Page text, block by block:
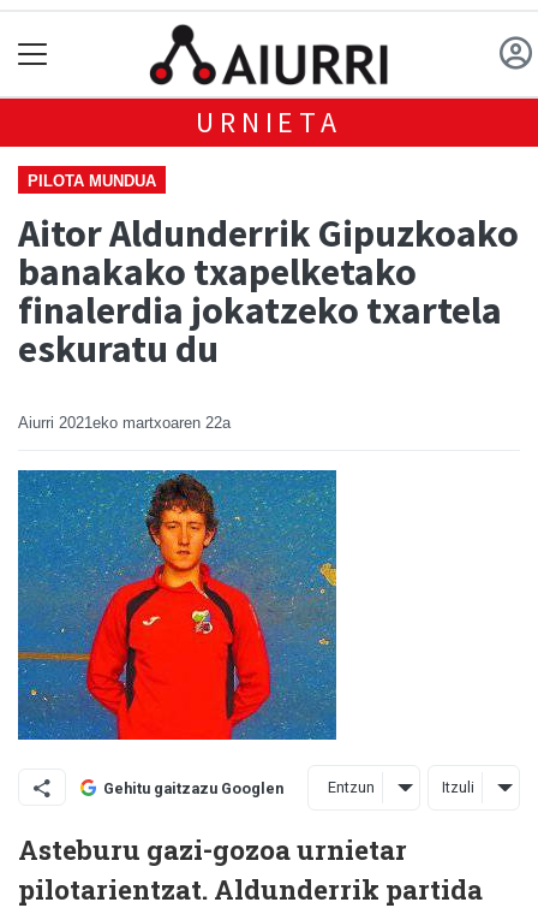
URNIETA
PILOTA MUNDUA
Aitor Aldunderrik Gipuzkoako
banakako txapelketako
finalerdia jokatzeko txartela
eskuratu du
Aiurri 2021eko martxoaren 22a
Gehitu gaitzazu Googlen Entzun Itzuli
Asteburu gazi-gozoa urnietar
pilotarientzat. Aldunderrik partida